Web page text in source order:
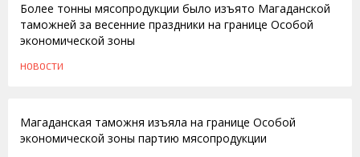
Более тонны мясопродукции было изъято Магаданской
таможней за весенние праздники на границе Особой
экономической зоны
НОВОСТИ
Магаданская таможня изъяла на границе Особой
экономической зоны партию мясопродукции